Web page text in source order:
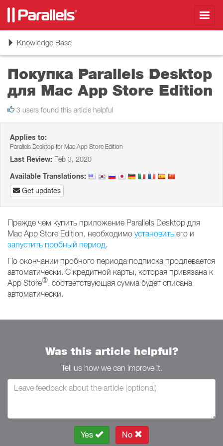
ToggleKnowledge Base
Покупка Parallels Desktop
для Mac App Store Edition
3 users found this article helpful
Applies to:
Parallels Desktop for Mac App Store Edition
Last Review: Feb 3, 2020
Available Translations:
Get updates
Прежде чем купить приложение Parallels Desktop для
Mac App Store Edition, необходимо установить его и
запустить пробный период.
По окончании пробного периода подписка продлевается
автоматически. С кредитной карты, которая привязана к
App Store®, соответствующая сумма будет списана
автоматически.
Was this article helpful?
Tell us how we can improve it.
Yes No